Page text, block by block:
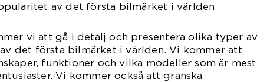
av det första bilmärket i världen
vi att gå i detalj och presentera olika typer av
det första bilmärket i världen. Vi kommer att
funktioner och vilka modeller som är mest
Vi kommer också att granska